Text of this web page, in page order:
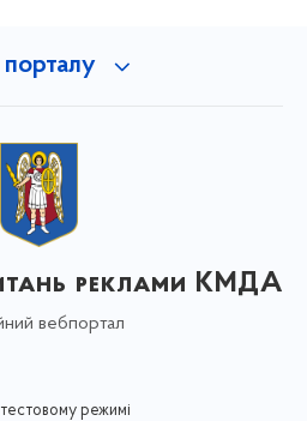
реклами КМДА
вебпортал
режимі